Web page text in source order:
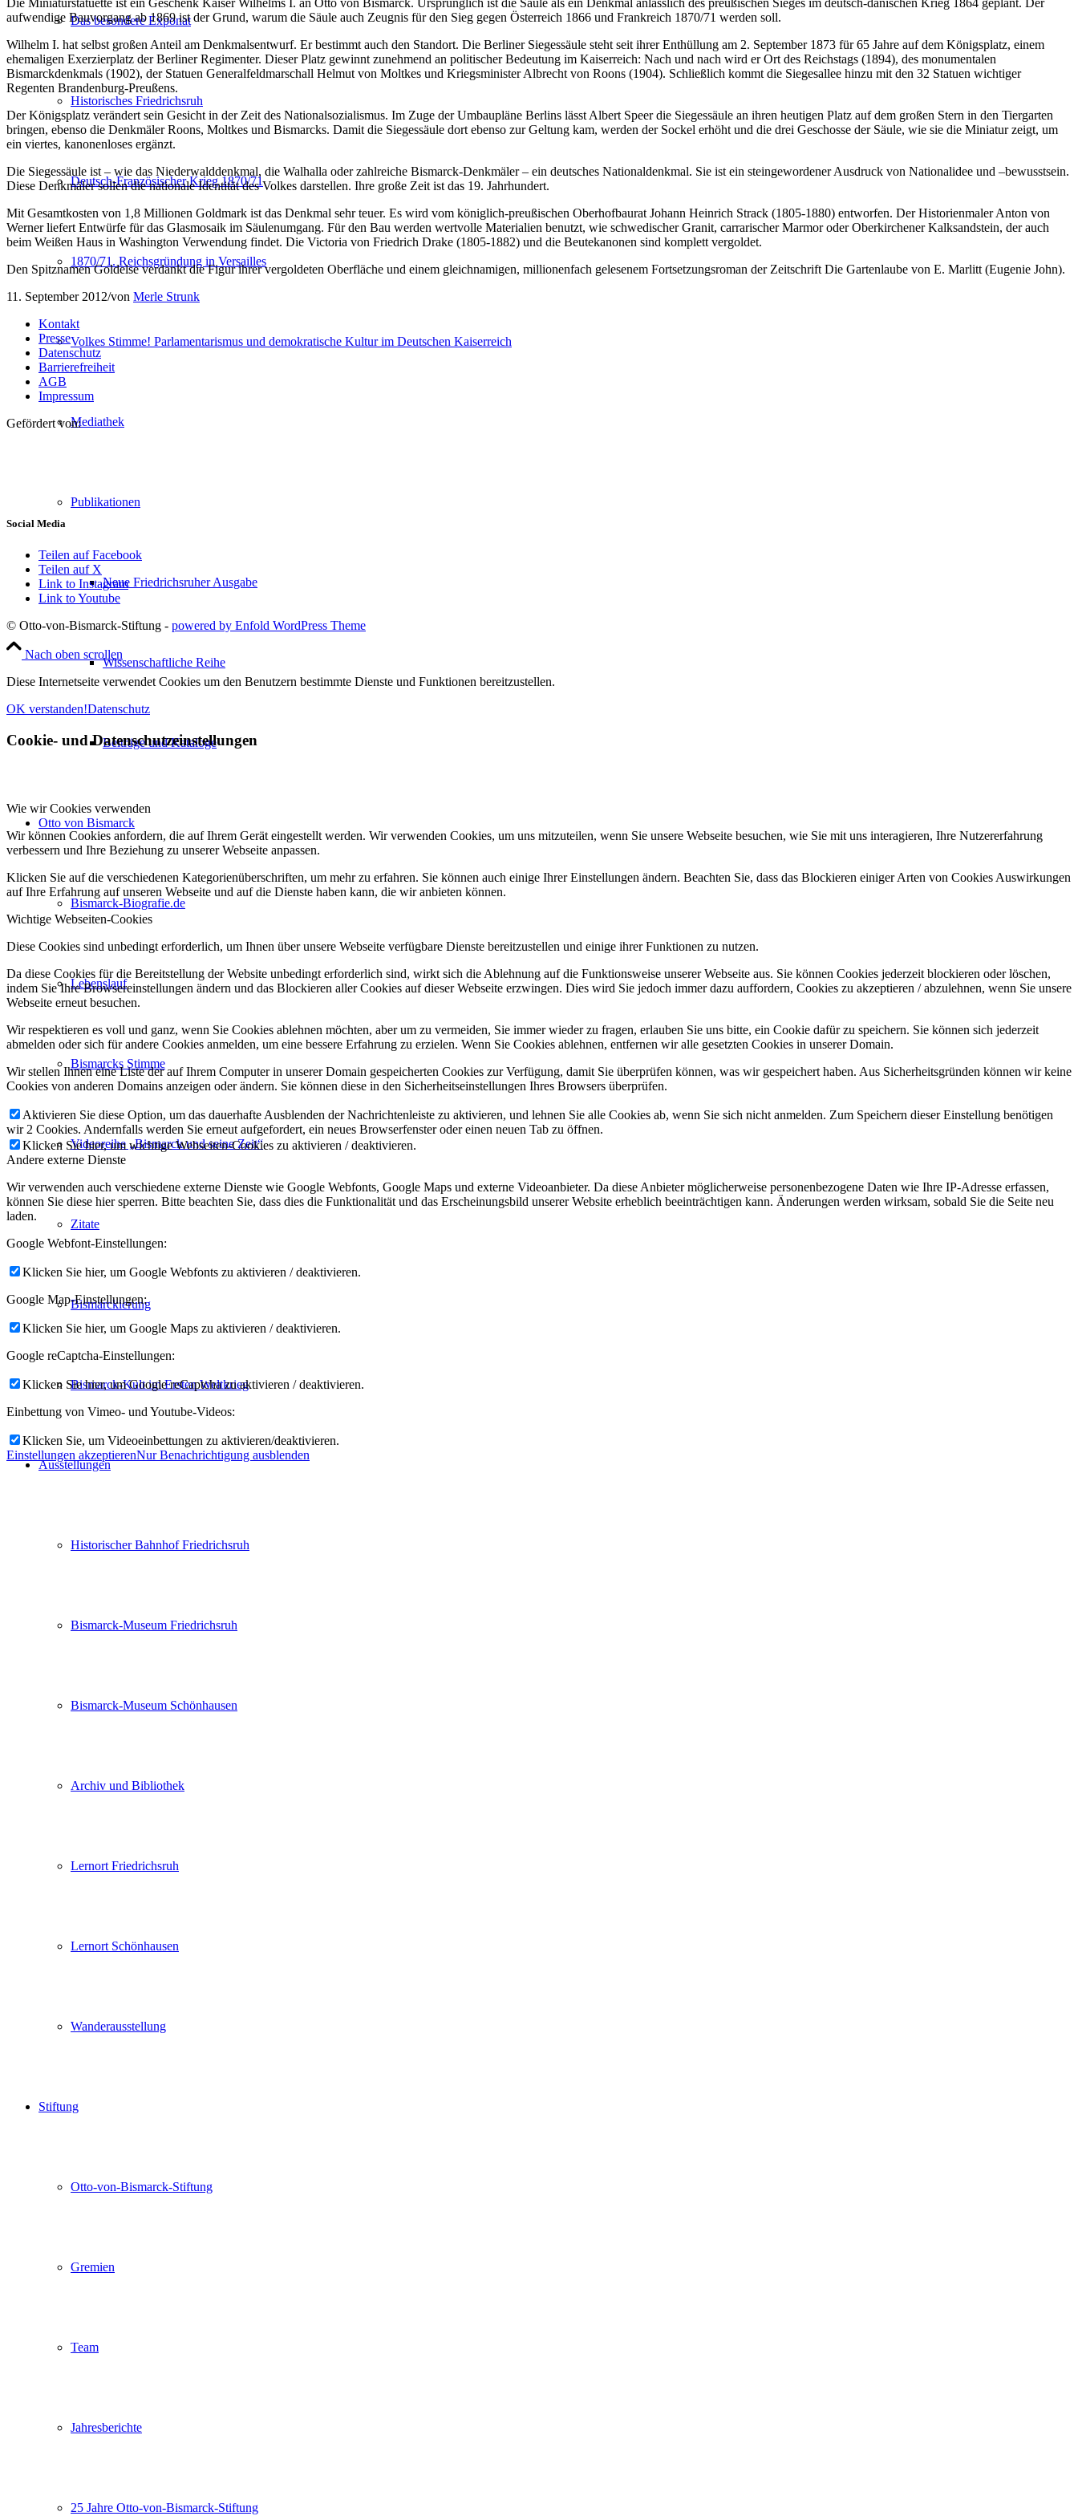
Das besondere Exponat
Historisches Friedrichsruh
Deutsch-Französischer Krieg 1870/71
1870/71. Reichsgründung in Versailles
Volkes Stimme! Parlamentarismus und demokratische Kultur im Deutschen Kaiserreich
Mediathek
Publikationen
Neue Friedrichsruher Ausgabe
Wissenschaftliche Reihe
Beiträge und Kataloge
Otto von Bismarck
Bismarck-Biografie.de
Lebenslauf
Bismarcks Stimme
Videoreihe „Bismarck und seine Zeit“
Zitate
Bismarckierung
Bismarck-Kult im Ersten Weltkrieg
Ausstellungen
Historischer Bahnhof Friedrichsruh
Bismarck-Museum Friedrichsruh
Bismarck-Museum Schönhausen
Archiv und Bibliothek
Lernort Friedrichsruh
Lernort Schönhausen
Wanderausstellung
Stiftung
Otto-von-Bismarck-Stiftung
Gremien
Team
Jahresberichte
25 Jahre Otto-von-Bismarck-Stiftung
aufwendige Bauvorgang ab 1869 ist der Grund, warum die Säule auch Zeugnis für den Sieg gegen Österreich 1866 und Frankreich 1870/71 werden soll.
Wilhelm I. hat selbst großen Anteil am Denkmalsentwurf. Er bestimmt auch den Standort. Die Berliner Siegessäule steht seit ihrer Enthüllung am 2. September 1873 für 65 Jahre auf dem Königsplatz, einem
ehemaligen Exerzierplatz der Berliner Regimenter. Dieser Platz gewinnt zunehmend an politischer Bedeutung im Kaiserreich: Nach und nach wird er Ort des Reichstags (1894), des monumentalen
Bismarckdenkmals (1902), der Statuen Generalfeldmarschall Helmut von Moltkes und Kriegsminister Albrecht von Roons (1904). Schließlich kommt die Siegesallee hinzu mit den 32 Statuen wichtiger
Regenten Brandenburg-Preußens.
Der Königsplatz verändert sein Gesicht in der Zeit des Nationalsozialismus. Im Zuge der Umbaupläne Berlins lässt Albert Speer die Siegessäule an ihren heutigen Platz auf dem großen Stern in den Tiergarten
bringen, ebenso die Denkmäler Roons, Moltkes und Bismarcks. Damit die Siegessäule dort ebenso zur Geltung kam, werden der Sockel erhöht und die drei Geschosse der Säule, wie sie die Miniatur zeigt, um
ein viertes, kanonenloses ergänzt.
Die Siegessäule ist – wie das Niederwalddenkmal, die Walhalla oder zahlreiche Bismarck-Denkmäler – ein deutsches Nationaldenkmal. Sie ist ein steingewordener Ausdruck von Nationalidee und –bewusstsein.
Diese Denkmäler sollen die nationale Identität des Volkes darstellen. Ihre große Zeit ist das 19. Jahrhundert.
Mit Gesamtkosten von 1,8 Millionen Goldmark ist das Denkmal sehr teuer. Es wird vom königlich-preußischen Oberhofbaurat Johann Heinrich Strack (1805-1880) entworfen. Der Historienmaler Anton von
Werner liefert Entwürfe für das Glasmosaik im Säulenumgang. Für den Bau werden wertvolle Materialien benutzt, wie schwedischer Granit, carrarischer Marmor oder Oberkirchener Kalksandstein, der auch
beim Weißen Haus in Washington Verwendung findet. Die Victoria von Friedrich Drake (1805-1882) und die Beutekanonen sind komplett vergoldet.
Den Spitznamen Goldelse verdankt die Figur ihrer vergoldeten Oberfläche und einem gleichnamigen, millionenfach gelesenem Fortsetzungsroman der Zeitschrift Die Gartenlaube von E. Marlitt (Eugenie John).
11. September 2012/von Merle Strunk
Kontakt
Presse
Datenschutz
Barrierefreiheit
AGB
Impressum
Gefördert von:
Social Media
Teilen auf Facebook
Teilen auf X
Link to Instagram
Link to Youtube
© Otto-von-Bismarck-Stiftung - powered by Enfold WordPress Theme
Nach oben scrollen
Diese Internetseite verwendet Cookies um den Benutzern bestimmte Dienste und Funktionen bereitzustellen.
OK verstanden!Datenschutz
Cookie- und Datenschutzeinstellungen
Wie wir Cookies verwenden
Wir können Cookies anfordern, die auf Ihrem Gerät eingestellt werden. Wir verwenden Cookies, um uns mitzuteilen, wenn Sie unsere Webseite besuchen, wie Sie mit uns interagieren, Ihre Nutzererfahrung
verbessern und Ihre Beziehung zu unserer Webseite anpassen.
Klicken Sie auf die verschiedenen Kategorienüberschriften, um mehr zu erfahren. Sie können auch einige Ihrer Einstellungen ändern. Beachten Sie, dass das Blockieren einiger Arten von Cookies Auswirkungen
auf Ihre Erfahrung auf unseren Webseite und auf die Dienste haben kann, die wir anbieten können.
Wichtige Webseiten-Cookies
Diese Cookies sind unbedingt erforderlich, um Ihnen über unsere Webseite verfügbare Dienste bereitzustellen und einige ihrer Funktionen zu nutzen.
Da diese Cookies für die Bereitstellung der Website unbedingt erforderlich sind, wirkt sich die Ablehnung auf die Funktionsweise unserer Webseite aus. Sie können Cookies jederzeit blockieren oder löschen,
indem Sie Ihre Browsereinstellungen ändern und das Blockieren aller Cookies auf dieser Webseite erzwingen. Dies wird Sie jedoch immer dazu auffordern, Cookies zu akzeptieren / abzulehnen, wenn Sie unsere
Webseite erneut besuchen.
Wir respektieren es voll und ganz, wenn Sie Cookies ablehnen möchten, aber um zu vermeiden, Sie immer wieder zu fragen, erlauben Sie uns bitte, ein Cookie dafür zu speichern. Sie können sich jederzeit
abmelden oder sich für andere Cookies anmelden, um eine bessere Erfahrung zu erzielen. Wenn Sie Cookies ablehnen, entfernen wir alle gesetzten Cookies in unserer Domain.
Wir stellen Ihnen eine Liste der auf Ihrem Computer in unserer Domain gespeicherten Cookies zur Verfügung, damit Sie überprüfen können, was wir gespeichert haben. Aus Sicherheitsgründen können wir keine
Cookies von anderen Domains anzeigen oder ändern. Sie können diese in den Sicherheitseinstellungen Ihres Browsers überprüfen.
Aktivieren Sie diese Option, um das dauerhafte Ausblenden der Nachrichtenleiste zu aktivieren, und lehnen Sie alle Cookies ab, wenn Sie sich nicht anmelden. Zum Speichern dieser Einstellung benötigen
wir 2 Cookies. Andernfalls werden Sie erneut aufgefordert, ein neues Browserfenster oder einen neuen Tab zu öffnen.
Klicken Sie hier, um wichtige Webseiten-Cookies zu aktivieren / deaktivieren.
Andere externe Dienste
Wir verwenden auch verschiedene externe Dienste wie Google Webfonts, Google Maps und externe Videoanbieter. Da diese Anbieter möglicherweise personenbezogene Daten wie Ihre IP-Adresse erfassen,
können Sie diese hier sperren. Bitte beachten Sie, dass dies die Funktionalität und das Erscheinungsbild unserer Website erheblich beeinträchtigen kann. Änderungen werden wirksam, sobald Sie die Seite neu
laden.
Google Webfont-Einstellungen:
Klicken Sie hier, um Google Webfonts zu aktivieren / deaktivieren.
Google Map-Einstellungen:
Klicken Sie hier, um Google Maps zu aktivieren / deaktivieren.
Google reCaptcha-Einstellungen:
Klicken Sie hier, um Google reCaptcha zu aktivieren / deaktivieren.
Einbettung von Vimeo- und Youtube-Videos:
Klicken Sie, um Videoeinbettungen zu aktivieren/deaktivieren.
Einstellungen akzeptierenNur Benachrichtigung ausblenden